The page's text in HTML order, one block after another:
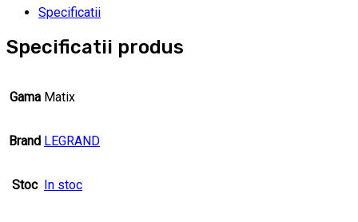
Specificatii
Specificatii produs
Gama Matix
Brand LEGRAND
Stoc In stoc